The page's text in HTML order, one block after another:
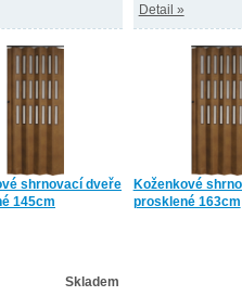
Detail »
shrnovací dveře
145cm
Skladem
Koženkové
prosklené 163cm